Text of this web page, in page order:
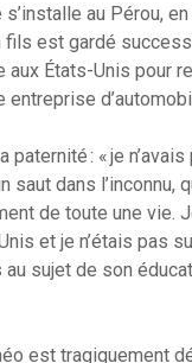
s’installe au Pérou,
fils est gardé
aux États-Unis pour
entreprise
paternité : « je
saut dans l’inconnu,
de toute une vie.
et je n’étais pas
sujet de son
est tragiquement